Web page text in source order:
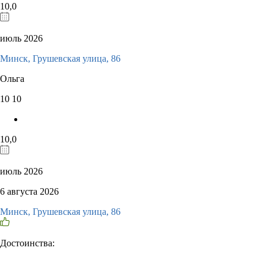
10,0
июль 2026
Минск, Грушевская улица, 86
Ольга
10 10
10,0
июль 2026
6 августа 2026
Минск, Грушевская улица, 86
Достоинства: